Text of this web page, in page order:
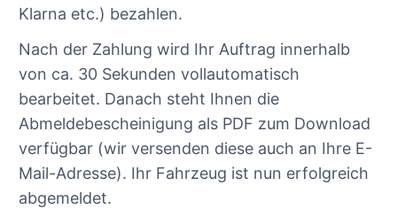
Klarna etc.) bezahlen.
Nach der Zahlung wird Ihr Auftrag innerhalb
von ca. 30 Sekunden vollautomatisch
bearbeitet. Danach steht Ihnen die
Abmeldebescheinigung als PDF zum Download
verfügbar (wir versenden diese auch an Ihre E-
Mail-Adresse). Ihr Fahrzeug ist nun erfolgreich
abgemeldet.